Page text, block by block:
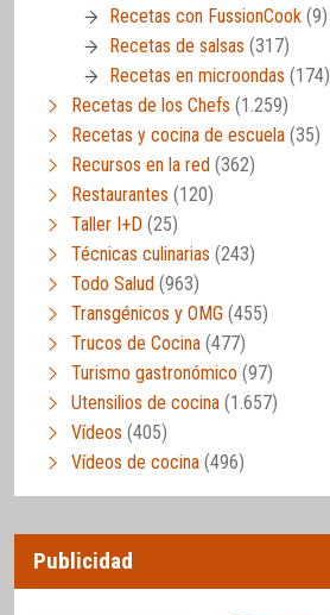
Recetas con FussionCook (9)
Recetas de salsas (317)
Recetas en microondas (174)
Recetas de los Chefs (1.259)
Recetas y cocina de escuela (35)
Recursos en la red (362)
Restaurantes (120)
Taller I+D (25)
Técnicas culinarias (243)
Todo Salud (963)
Transgénicos y OMG (455)
Trucos de Cocina (477)
Turismo gastronómico (97)
Utensilios de cocina (1.657)
Vídeos (405)
Vídeos de cocina (496)
Publicidad